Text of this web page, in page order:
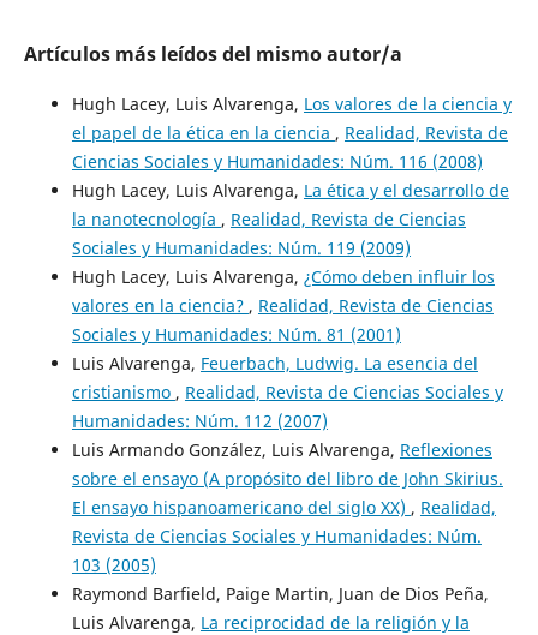
Artículos más leídos del mismo autor/a
Hugh Lacey, Luis Alvarenga, Los valores de la ciencia y
el papel de la ética en la ciencia , Realidad, Revista de
Ciencias Sociales y Humanidades: Núm. 116 (2008)
Hugh Lacey, Luis Alvarenga, La ética y el desarrollo de
la nanotecnología , Realidad, Revista de Ciencias
Sociales y Humanidades: Núm. 119 (2009)
Hugh Lacey, Luis Alvarenga, ¿Cómo deben influir los
valores en la ciencia? , Realidad, Revista de Ciencias
Sociales y Humanidades: Núm. 81 (2001)
Luis Alvarenga, Feuerbach, Ludwig. La esencia del
cristianismo , Realidad, Revista de Ciencias Sociales y
Humanidades: Núm. 112 (2007)
Luis Armando González, Luis Alvarenga, Reflexiones
sobre el ensayo (A propósito del libro de John Skirius.
El ensayo hispanoamericano del siglo XX) , Realidad,
Revista de Ciencias Sociales y Humanidades: Núm.
103 (2005)
Raymond Barfield, Paige Martin, Juan de Dios Peña,
Luis Alvarenga, La reciprocidad de la religión y la